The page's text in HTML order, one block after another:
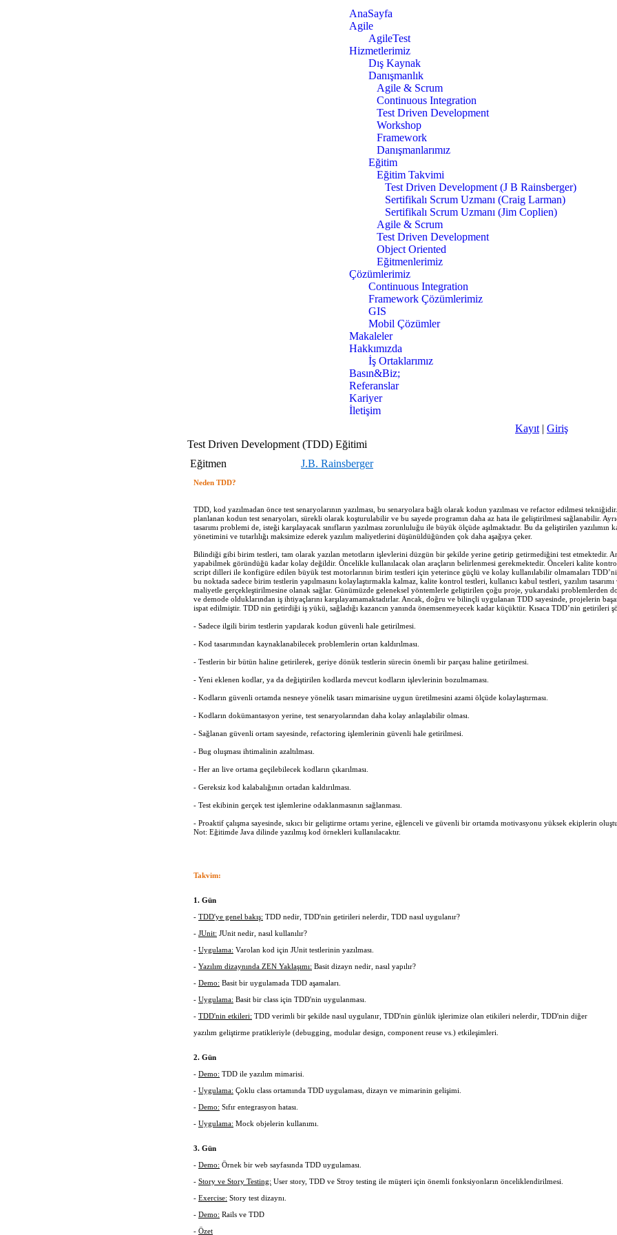
AnaSayfa
Agile
AgileTest
Hizmetlerimiz
Dış Kaynak
Danışmanlık
Agile & Scrum
Continuous Integration
Test Driven Development
Workshop
Framework
Danışmanlarımız
Eğitim
Eğitim Takvimi
Test Driven Development (J B Rainsberger)
Sertifikalı Scrum Uzmanı (Craig Larman)
Sertifikalı Scrum Uzmanı (Jim Coplien)
Agile & Scrum
Test Driven Development
Object Oriented
Eğitmenlerimiz
Çözümlerimiz
Continuous Integration
Framework Çözümlerimiz
GIS
Mobil Çözümler
Makaleler
Hakkımızda
İş Ortaklarımız
Basın&Biz;
Referanslar
Kariyer
İletişim
Kayıt | Giriş
Test Driven Development (TDD) Eğitimi
Eğitmen
J.B. Rainsberger
Neden TDD?
TDD, kod yazılmadan önce test senaryolarının yazılması, bu senaryolara bağlı olarak kodun yazılması ve refactor edilmesi
planlanan kodun test senaryoları, sürekli olarak koşturulabilir ve bu sayede programın daha az hata ile geliştirilmesi sağlanabilir.
tasarımı problemi de, isteği karşılayacak sınıfların yazılması zorunluluğu ile büyük ölçüde aşılmaktadır. Bu da geliştirilen
yönetimini ve tutarlılığı maksimize ederek yazılım maliyetlerini düşünüldüğünden çok daha aşağıya çeker.
Bilindiği gibi birim testleri, tam olarak yazılan metotların işlevlerini düzgün bir şekilde yerine getirip getirmediğini test etmektedir.
yapabilmek göründüğü kadar kolay değildir. Öncelikle kullanılacak olan araçların belirlenmesi gerekmektedir. Önceleri kalite
script dilleri ile konfigüre edilen büyük test motorlarının birim testleri için yeterince güçlü ve kolay kullanılabilir olmamaları
bu noktada sadece birim testlerin yapılmasını kolaylaştırmakla kalmaz, kalite kontrol testleri, kullanıcı kabul testleri, yazılım
maliyetle gerçekleştirilmesine olanak sağlar. Günümüzde geleneksel yöntemlerle geliştirilen çoğu proje, yukarıdaki problemlerden
ve demode olduklarından iş ihtiyaçlarını karşılayamamaktadırlar. Ancak, doğru ve bilinçli uygulanan TDD sayesinde, projelerin
ispat edilmiştir. TDD nin getirdiği iş yükü, sağladığı kazancın yanında önemsenmeyecek kadar küçüktür. Kısaca TDD’nin getirileri
- Sadece ilgili birim testlerin yapılarak kodun güvenli hale getirilmesi.
- Kod tasarımından kaynaklanabilecek problemlerin ortan kaldırılması.
- Testlerin bir bütün haline getirilerek, geriye dönük testlerin sürecin önemli bir parçası haline getirilmesi.
- Yeni eklenen kodlar, ya da değiştirilen kodlarda mevcut kodların işlevlerinin bozulmaması.
- Kodların güvenli ortamda nesneye yönelik tasarı mimarisine uygun üretilmesini azami ölçüde kolaylaştırması.
- Kodların dokümantasyon yerine, test senaryolarından daha kolay anlaşılabilir olması.
- Sağlanan güvenli ortam sayesinde, refactoring işlemlerinin güvenli hale getirilmesi.
- Bug oluşması ihtimalinin azaltılması.
- Her an live ortama geçilebilecek kodların çıkarılması.
- Gereksiz kod kalabalığının ortadan kaldırılması.
- Test ekibinin gerçek test işlemlerine odaklanmasının sağlanması.
- Proaktif çalışma sayesinde, sıkıcı bir geliştirme ortamı yerine, eğlenceli ve güvenli bir ortamda motivasyonu yüksek ekiplerin
Not: Eğitimde Java dilinde yazılmış kod örnekleri kullanılacaktır.
Takvim:
1. Gün
- TDD'ye genel bakış: TDD nedir, TDD'nin getirileri nelerdir, TDD nasıl uygulanır?
- JUnit: JUnit nedir, nasıl kullanılır?
- Uygulama: Varolan kod için JUnit testlerinin yazılması.
- Yazılım dizaynında ZEN Yaklaşımı: Basit dizayn nedir, nasıl yapılır?
- Demo: Basit bir uygulamada TDD aşamaları.
- Uygulama: Basit bir class için TDD'nin uygulanması.
- TDD'nin etkileri: TDD verimli bir şekilde nasıl uygulanır, TDD'nin günlük işlerimize olan etikileri nelerdir, TDD'nin diğer
yazılım geliştirme pratikleriyle (debugging, modular design, component reuse vs.) etkileşimleri.
2. Gün
- Demo: TDD ile yazılım mimarisi.
- Uygulama: Çoklu class ortamında TDD uygulaması, dizayn ve mimarinin gelişimi.
- Demo: Sıfır entegrasyon hatası.
- Uygulama: Mock objelerin kullanımı.
3. Gün
- Demo: Örnek bir web sayfasında TDD uygulaması.
- Story ve Story Testing: User story, TDD ve Stroy testing ile müşteri için önemli fonksiyonların önceliklendirilmesi.
- Exercise: Story test dizaynı.
- Demo: Rails ve TDD
- Özet